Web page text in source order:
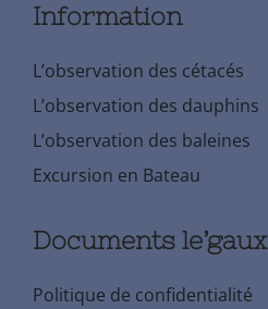
Information
L’observation des cétacés
L’observation des dauphins
L’observation des baleines
Excursion en Bateau
Documents le’gaux
Politique de confidentialité